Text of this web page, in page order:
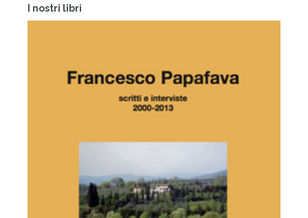
I nostri libri